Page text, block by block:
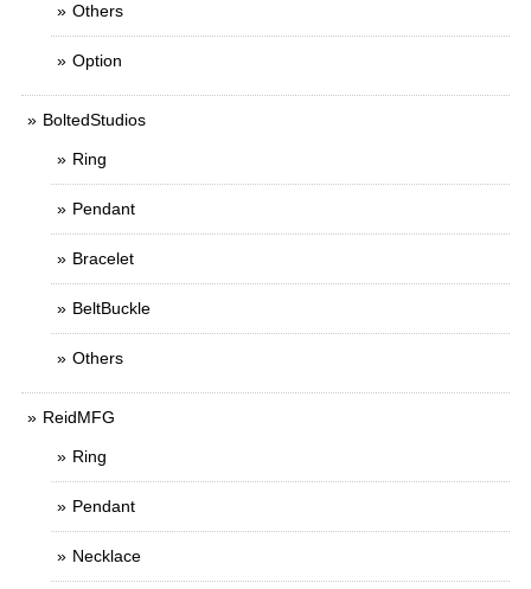
Others
Option
BoltedStudios
Ring
Pendant
Bracelet
BeltBuckle
Others
ReidMFG
Ring
Pendant
Necklace